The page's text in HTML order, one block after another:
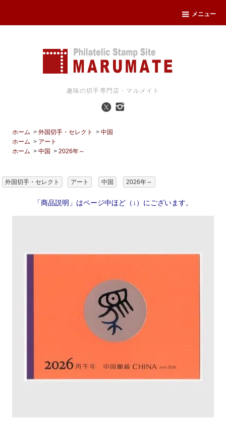
メニュー
趣味の切手専門店・マルメイト
ホーム >外国切手・セレクト >中国
ホーム > アート
ホーム >中国 >2026年～
外国切手・セレクト アート 中国 2026年～
「商品説明」はページ中ほど（↓）にございます。